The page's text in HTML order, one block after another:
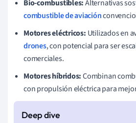
Bio-combustibles:Alternativas
combustible de aviación
Motores eléctricos: Utilizados en
drones, con potencial para ser
comerciales.
Motores híbridos:Combinan
con propulsión eléctrica para